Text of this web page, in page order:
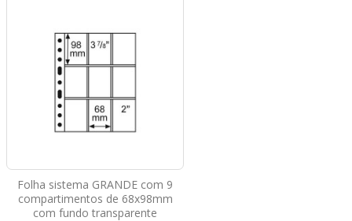
Folha sistema GRANDE com 9
compartimentos de 68x98mm
com fundo transparente